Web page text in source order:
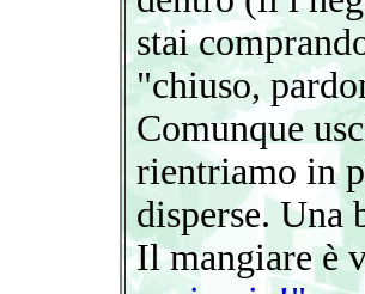
stai
"chiuso,
Comunque
rientriamo in
disperse. Una
Il mangiare è